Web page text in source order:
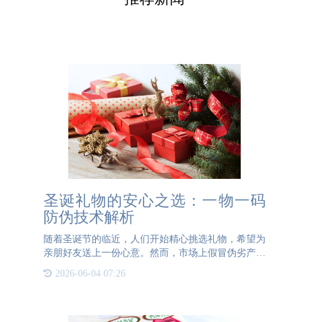
圣诞礼物的安心之选：一物一码
防伪技术解析
随着圣诞节的临近，人们开始精心挑选礼物，希望为
亲朋好友送上一份心意。然而，市场上假冒伪劣产品
全隐患。为了确保圣诞礼物的真实性和安全性，越来
2026-06-04 07:26